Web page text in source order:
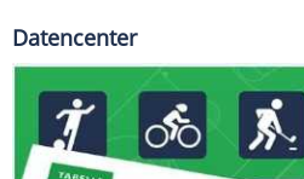
Datencenter